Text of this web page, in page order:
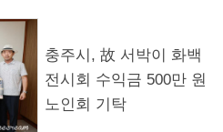
충주시, 故 서박이 화백
전시회 수익금 500만 원
노인회 기탁